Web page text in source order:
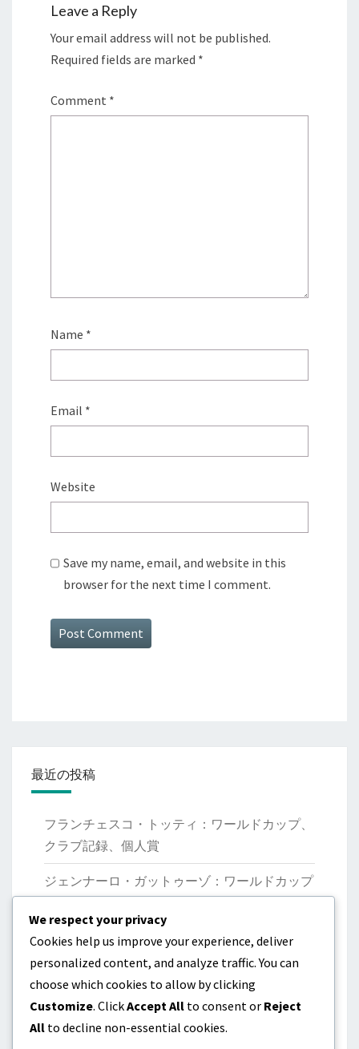
Leave a Reply
Your email address will not be published.
Required fields are marked *
Comment *
Name *
Email *
Website
Save my name, email, and website in this
browser for the next time I comment.
最近の投稿
フランチェスコ・トッティ：ワールドカップ、
クラブ記録、個人賞
ジェンナーロ・ガットゥーゾ：ワールドカップ
マルコ・ヴェッラッティ：国際大会、貢献、パ
フォーマンス
ジャンルイジ・ブッフォン：起源、初期のキャ
リア、個人的な業績
We respect your privacy
Cookies help us improve your experience, deliver
personalized content, and analyze traffic. You can
choose which cookies to allow by clicking
Customize. ClickAccept All to consent or Reject
All to decline non-essential cookies.